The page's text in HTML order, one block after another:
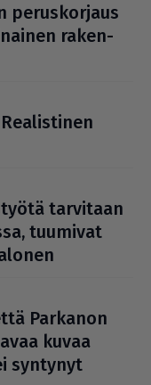
perus­kor­jaus
raken­
tarvitaan
tuumivat
Parkanon
kuvaa
syntynyt